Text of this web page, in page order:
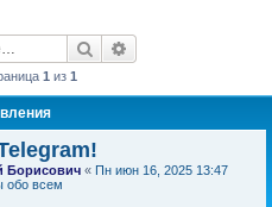
Поиск
1 из 1
Борисович « Пн июн 16, 2025 13:47
обо всем